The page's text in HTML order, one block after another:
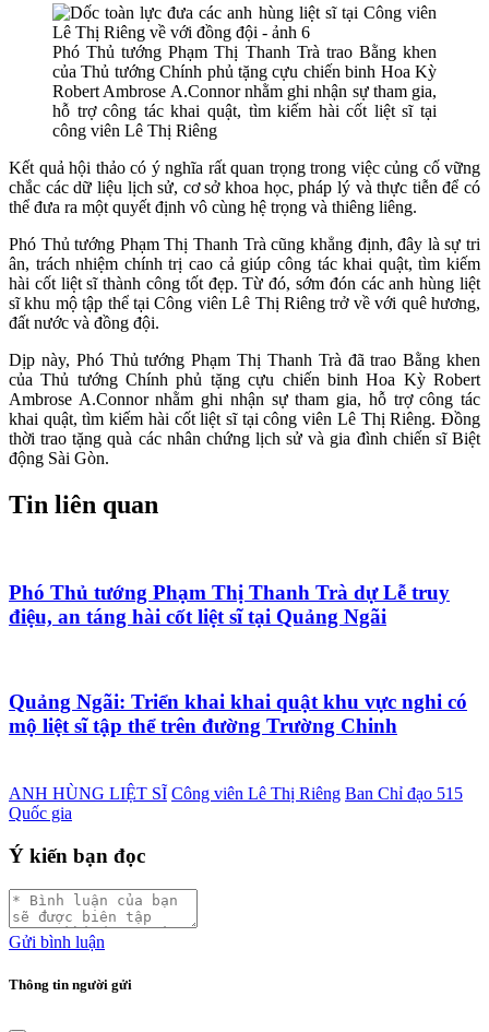
Phó Thủ tướng Phạm Thị Thanh Trà trao Bằng khen
của Thủ tướng Chính phủ tặng cựu chiến binh Hoa Kỳ
Robert Ambrose A.Connor nhằm ghi nhận sự tham gia,
hỗ trợ công tác khai quật, tìm kiếm hài cốt liệt sĩ tại
công viên Lê Thị Riêng
Kết quả hội thảo có ý nghĩa rất quan trọng trong việc củng cố vững
chắc các dữ liệu lịch sử, cơ sở khoa học, pháp lý và thực tiễn để có
thể đưa ra một quyết định vô cùng hệ trọng và thiêng liêng.
Phó Thủ tướng Phạm Thị Thanh Trà cũng khẳng định, đây là sự tri
ân, trách nhiệm chính trị cao cả giúp công tác khai quật, tìm kiếm
hài cốt liệt sĩ thành công tốt đẹp. Từ đó, sớm đón các anh hùng liệt
sĩ khu mộ tập thể tại Công viên Lê Thị Riêng trở về với quê hương,
đất nước và đồng đội.
Dịp này, Phó Thủ tướng Phạm Thị Thanh Trà đã trao Bằng khen
của Thủ tướng Chính phủ tặng cựu chiến binh Hoa Kỳ Robert
Ambrose A.Connor nhằm ghi nhận sự tham gia, hỗ trợ công tác
khai quật, tìm kiếm hài cốt liệt sĩ tại công viên Lê Thị Riêng. Đồng
thời trao tặng quà các nhân chứng lịch sử và gia đình chiến sĩ Biệt
động Sài Gòn.
Tin liên quan
Phó Thủ tướng Phạm Thị Thanh Trà dự Lễ truy
điệu, an táng hài cốt liệt sĩ tại Quảng Ngãi
Quảng Ngãi: Triển khai khai quật khu vực nghi có
mộ liệt sĩ tập thể trên đường Trường Chinh
ANH HÙNG LIỆT SĨ Công viên Lê Thị Riêng Ban Chỉ đạo 515
Quốc gia
Ý kiến bạn đọc
Gửi bình luận
Thông tin người gửi